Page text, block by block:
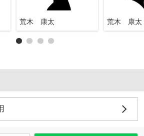
荒木 康太 荒木 康太